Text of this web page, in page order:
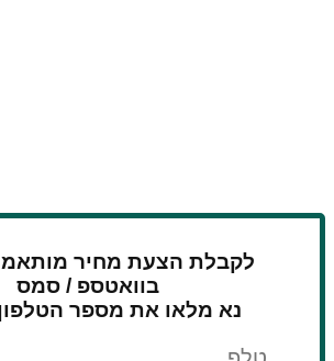
לקבלת הצעת מחיר
בוואטספ / סמס
נא מלאו את מספר